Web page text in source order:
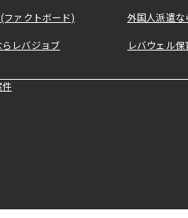
ァクトボード) 外国人派遣な
らレバジョブ レバウェル
件